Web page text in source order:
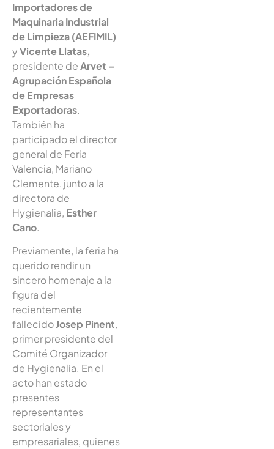
Importadores de
Maquinaria Industrial
de Limpieza (AEFIMIL)
yVicente Llatas,
presidente deArvet –
Agrupación Española
de Empresas
Exportadoras.
También ha
participado el director
general de Feria
Valencia, Mariano
Clemente, junto a la
directora de
Hygienalia, Esther
Cano.
Previamente, la feria ha
querido rendir un
sincero homenaje a la
figura del
recientemente
fallecidoJosep Pinent,
primer presidente del
Comité Organizador
de Hygienalia. En el
acto han estado
presentes
representantes
sectoriales y
empresariales, quienes